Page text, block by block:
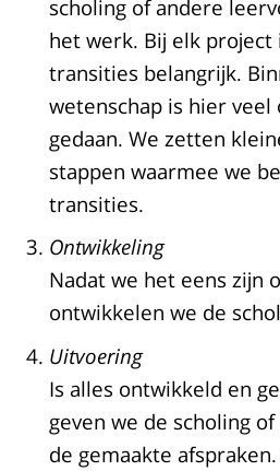
scholing of andere
het werk. Bij elk project
transities belangrijk.
wetenschap is hier veel
gedaan. We zetten
stappen waarmee we
transities.
Ontwikkeling
Nadat we het eens zijn
ontwikkelen we de
Uitvoering
Is alles ontwikkeld en
geven we de scholing
de gemaakte